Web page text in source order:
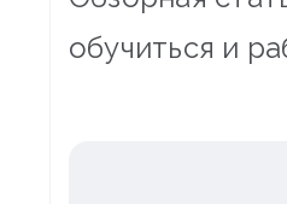
обучиться и